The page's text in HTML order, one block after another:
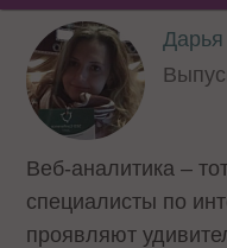
Дарья
Веб-аналитика –
специалисты по
проявляют